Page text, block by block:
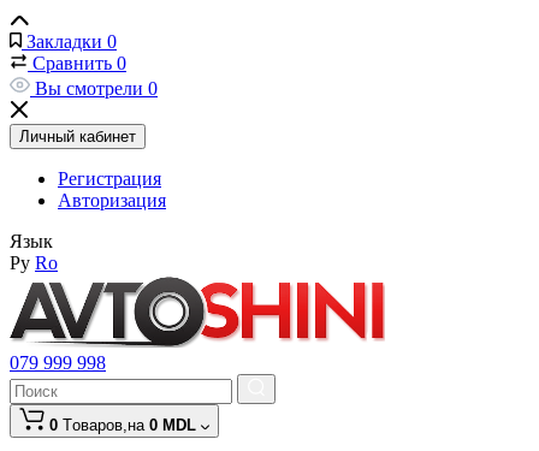
Закладки 0
Сравнить 0
Вы смотрели 0
Личный кабинет
Регистрация
Авторизация
Язык
Ру Ro
079 999 998
0 Tоваров,на 0 MDL